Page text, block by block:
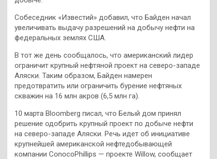
Собеседник «Известий» добавил, что Байден начал
увеличивать выдачу разрешений на добычу нефти на
федеральных землях США.
В тот же день сообщалось, что американский лидер
ограничит крупный нефтяной проект на северо-западе
Аляски. Таким образом, Байден намерен
предотвратить или ограничить бурение нефтяных
скважин на 16 млн акров (6,5 млн га).
10 марта Bloomberg писал, что Белый дом принял
решение одобрить крупный проект по добыче нефти
на северо-западе Аляски. Речь идет об инициативе
крупнейшей американской нефтедобывающей
компании ConocoPhillips — проекте Willow, сообщает